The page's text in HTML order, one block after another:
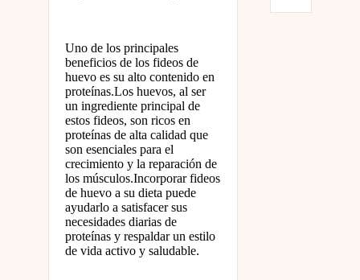
Uno de los principales
beneficios de los fideos de
huevo es su alto contenido en
proteínas.Los huevos, al ser
un ingrediente principal de
estos fideos, son ricos en
proteínas de alta calidad que
son esenciales para el
crecimiento y la reparación de
los músculos.Incorporar fideos
de huevo a su dieta puede
ayudarlo a satisfacer sus
necesidades diarias de
proteínas y respaldar un estilo
de vida activo y saludable.